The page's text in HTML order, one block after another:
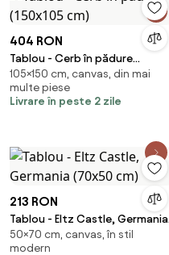
404 RON
Tablou - Cerb în pădure
(150x105 cm)
105×150 cm, canvas, din mai
multe piese
Livrare în peste 2 zile
213 RON
Tablou - Eltz Castle, Germania
(70x50 cm)
50×70 cm, canvas, în stil
modern